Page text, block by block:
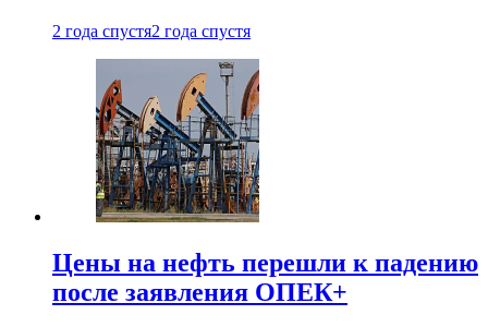
2 года спустя2 года спустя
Цены на нефть перешли к падению
после заявления ОПЕК+